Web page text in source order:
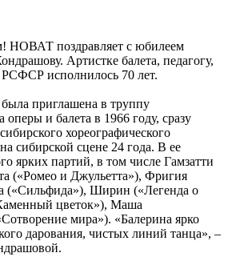
НОВАТ поздравляет с юбилеем
Артистке балета, педагогу,
РСФСР исполнилось 70 лет.
приглашена в труппу
оперы и балета в 1966 году, сразу
хореографического
сибирской сцене 24 года. В ее
ярких партий, в том числе Гамзатти
(«Ромео и Джульетта»), Фригия
(«Сильфида»), Ширин («Легенда о
цветок»), Маша
мира»). «Балерина ярко
дарования, чистых линий танца», –